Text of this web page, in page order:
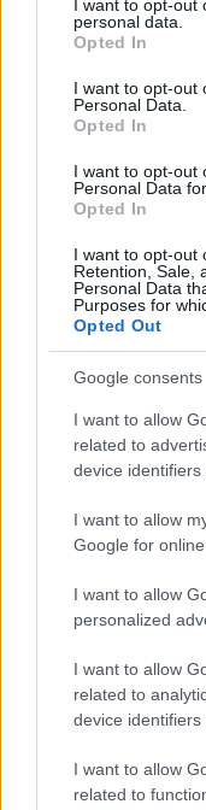
not limited to your
grant or deny
use your data for
consent section.
I want to opt-
personal data.
Opted In
I want to opt-out
Personal Data.
Opted In
I want to opt-out
Personal Data
Opted In
I want to opt-out
Retention, Sale,
Personal Data
Purposes for
Opted Out
Google consents
I want to allow
related to
device identifiers
I want to allow
Google for
I want to allow
personalized
I want to allow
related to
device identifiers
I want to allow
related to
kapcsolódott.
APetőfi Kulturális
műsoron tartják
előadásukat és a
előadást is.
gazdagodik
Azünnepi időszakra
meséjecímű
fűzik fel
hónapban a Fonó
Számos meghívást
voltak, most a
nagykoncertre
2025. 10. 19.|Küttel
Szokolay Dongó
nagymestere,
Karakteres játéka,
rengeteg alkotó
Születésnapi
formációit mutatja
Dome-ban